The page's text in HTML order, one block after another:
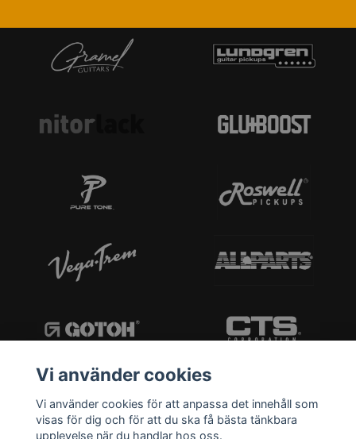
Vi använder cookies
Vi använder cookies för att anpassa det innehåll som
visas för dig och för att du ska få bästa tänkbara
upplevelse när du handlar hos oss.